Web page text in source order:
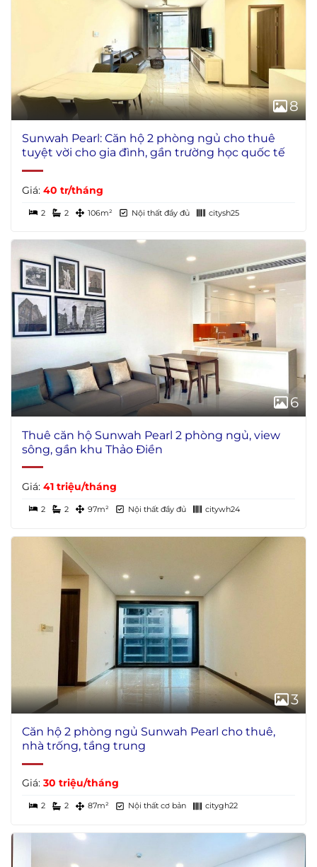
8
Sunwah Pearl: Căn hộ 2 phòng ngủ cho thuê
tuyệt vời cho gia đình, gần trường học quốc tế
Giá: 40 tr/tháng
2 2 106m² Nội thất đầy đủ citysh25
6
Thuê căn hộ Sunwah Pearl 2 phòng ngủ, view
sông, gần khu Thảo Điền
Giá: 41 triệu/tháng
2 2 97m² Nội thất đầy đủ citywh24
3
Căn hộ 2 phòng ngủ Sunwah Pearl cho thuê,
nhà trống, tầng trung
Giá: 30 triệu/tháng
2 2 87m² Nội thất cơ bản citygh22